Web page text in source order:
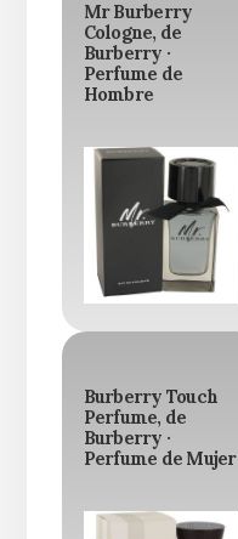
Mr Burberry
Cologne, de
Burberry ·
Perfume de
Hombre
Burberry Touch
Perfume, de
Burberry ·
Perfume de Mujer